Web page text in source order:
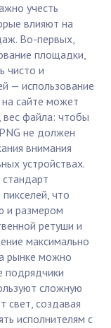
учесть
влияют на
Во-первых,
площадки,
чисто и
— использование
сайте может
вес файла: чтобы
не должен
внимания
устройствах.
что
и размером
ретуши и
максимально
рынке можно
подрядчики
сложную
свет, создавая
исполнителям с